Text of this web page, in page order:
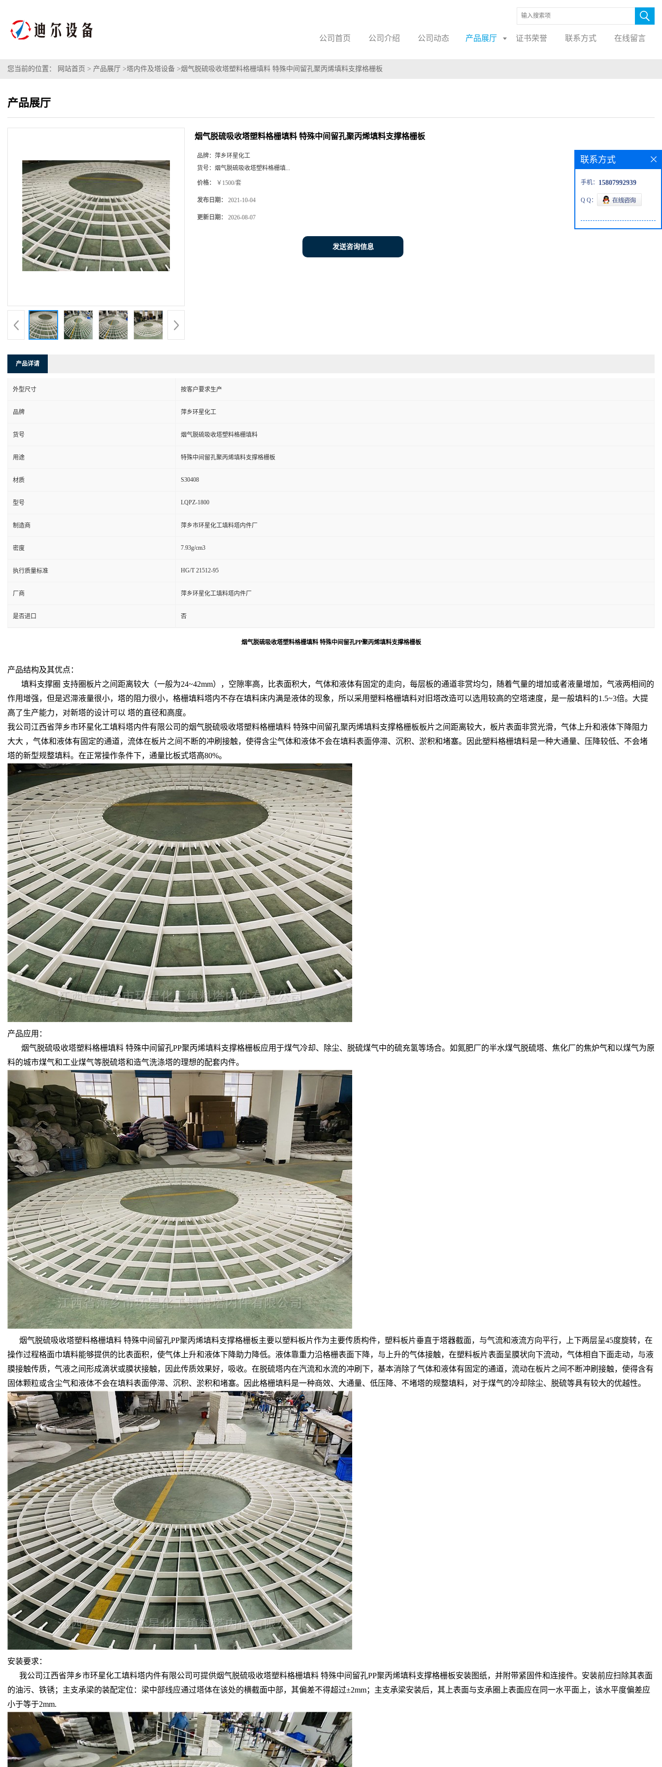
公司首页 公司介绍 公司动态 产品展厅 证书荣誉 联系方式 在线留言
您当前的位置： 网站首页 > 产品展厅 >塔内件及塔设备 >烟气脱硫吸收塔塑料格栅填料 特殊中间留孔聚丙烯填料支撑格栅板
产品展厅
烟气脱硫吸收塔塑料格栅填料 特殊中间留孔聚丙烯填料支撑格栅板
品牌： 萍乡环星化工
货号： 烟气脱硫吸收塔塑料格栅填...
价格： ￥1500/套
发布日期： 2021-10-04
更新日期： 2026-08-07
发送咨询信息
产品详请
外型尺寸 按客户要求生产
品牌 萍乡环星化工
货号 烟气脱硫吸收塔塑料格栅填料
用途 特殊中间留孔聚丙烯填料支撑格栅板
材质 S30408
型号 LQPZ-1800
制造商 萍乡市环星化工填料塔内件厂
密度 7.93g/cm3
执行质量标准 HG/T 21512-95
厂商 萍乡环星化工填料塔内件厂
是否进口 否
烟气脱硫吸收塔塑料格栅填料 特殊中间留孔PP聚丙烯填料支撑格栅板
产品结构及其优点：
填料支撑圈 支持圈板片之间距离较大（一般为24~42mm），空隙率高，比表面积大，气体和液体有固定的走向，每层板的通道非赏均匀，随着气量的增加或者液量增加，气液两相间的
作用增强，但是迟滞液量很小，塔的阻力很小，格栅填料塔内不存在填料床内满是液体的现象，所以采用塑料格栅填料对旧塔改造可以选用较高的空塔速度，是一般填料的1.5~3倍。大提
高了生产能力，对新塔的设计可以 塔的直径和高度。
我公司江西省萍乡市环星化工填料塔内件有限公司的烟气脱硫吸收塔塑料格栅填料 特殊中间留孔聚丙烯填料支撑格栅板板片之间距离较大，板片表面非赏光滑，气体上升和液体下降阻力
大大 ，气体和液体有固定的通道，流体在板片之间不断的冲刷接触，使得含尘气体和液体不会在填料表面停滞、沉积、淤积和堵塞。因此塑料格栅填料是一种大通量、压降较低、不会堵
塔的新型规整填料。在正常操作条件下，通量比板式塔高80%。
产品应用：
烟气脱硫吸收塔塑料格栅填料 特殊中间留孔PP聚丙烯填料支撑格栅板应用于煤气冷却、除尘、脱硫煤气中的硫充氢等场合。如氮肥厂的半水煤气脱硫塔、焦化厂的焦炉气和以煤气为原
料的城市煤气和工业煤气等脱硫塔和造气洗涤塔的理想的配套内件。
烟气脱硫吸收塔塑料格栅填料 特殊中间留孔PP聚丙烯填料支撑格栅板主要以塑料板片作为主要传质构件，塑料板片垂直于塔器截面，与气流和液流方向平行，上下两层呈45度旋转，在
操作过程格面巾填料能够提供的比表面积，使气体上升和液体下降助力降低。液体靠重力沿格栅表面下降，与上升的气体接触，在塑料板片表面呈膜状向下流动，气体相自下面走动，与液
膜接触传质，气液之间形成滴状或膜状接触，因此传质效果好，吸收。在脱硫塔内在汽流和水流的冲刷下，基本消除了气体和液体有固定的通道，流动在板片之间不断冲刷接触，使得含有
固体颗粒或含尘气和液体不会在填料表面停滞、沉积、淤积和堵塞。因此格栅填料是一种商效、大通量、低压降、不堵塔的规整填料，对于煤气的冷却除尘、脱硫等具有较大的优越性。
安装要求：
我公司江西省萍乡市环星化工填料塔内件有限公司可提供烟气脱硫吸收塔塑料格栅填料 特殊中间留孔PP聚丙烯填料支撑格栅板安装图纸，并附带紧固件和连接件。安装前应扫除其表面
的油污、铁锈；主支承梁的装配定位：梁中部线应通过塔体在该处的横截面中部，其偏差不得超过±2mm；主支承梁安装后，其上表面与支承圈上表面应在同一水平面上，该水平度偏差应
小于等于2mm.
联系方式
手机： 15807992939
Q Q：